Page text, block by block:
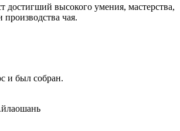
достигший высокого умения, мастерства,
производства чая.
и был собран.